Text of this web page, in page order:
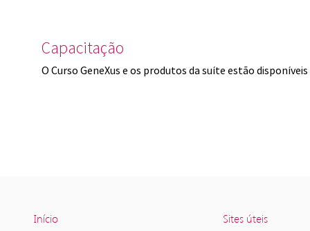
Capacitação
O Curso GeneXus e os produtos da suíte estão
Início Sites úteis